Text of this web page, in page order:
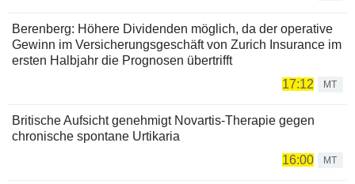
Berenberg: Höhere Dividenden möglich, da der operative
Gewinn im Versicherungsgeschäft von Zurich Insurance im
ersten Halbjahr die Prognosen übertrifft
17:12
MT
Britische Aufsicht genehmigt Novartis-Therapie gegen
chronische spontane Urtikaria
16:00
MT